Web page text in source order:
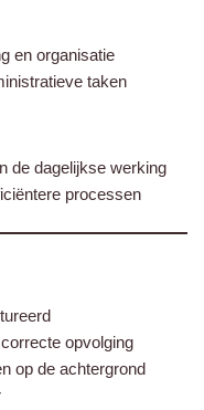
en organisatie
taken
de dagelijkse werking
processen
opvolging
op de achtergrond